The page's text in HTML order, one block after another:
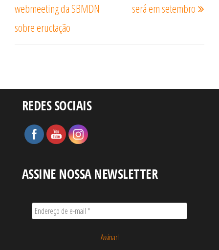
webmeeting da SBMDN
sobre eructação
será em setembro
REDES SOCIAIS
ASSINE NOSSA NEWSLETTER